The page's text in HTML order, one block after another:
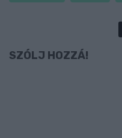
SZÓLJ HOZZÁ!